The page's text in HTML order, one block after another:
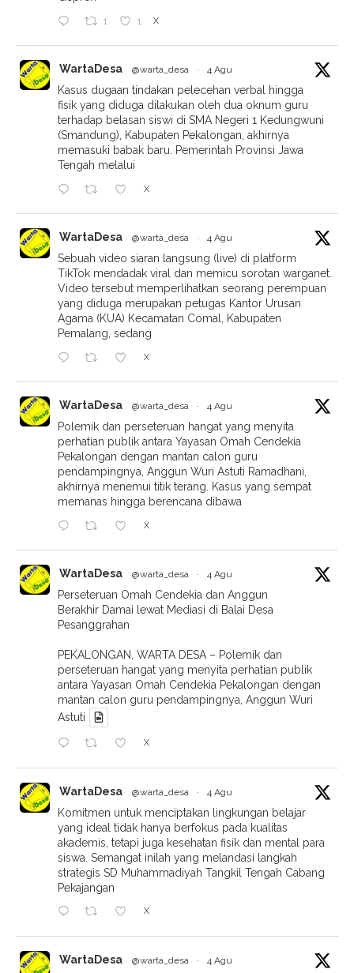
1 1 X
WartaDesa @warta_desa · 4 Agu
Kasus dugaan tindakan pelecehan verbal hingga
fisik yang diduga dilakukan oleh dua oknum guru
terhadap belasan siswi di SMA Negeri 1 Kedungwuni
(Smandung), Kabupaten Pekalongan, akhirnya
memasuki babak baru. Pemerintah Provinsi Jawa
Tengah melalui
X
WartaDesa @warta_desa · 4 Agu
Sebuah video siaran langsung (live) di platform
TikTok mendadak viral dan memicu sorotan warganet.
Video tersebut memperlihatkan seorang perempuan
yang diduga merupakan petugas Kantor Urusan
Agama (KUA) Kecamatan Comal, Kabupaten
Pemalang, sedang
X
WartaDesa @warta_desa · 4 Agu
Polemik dan perseteruan hangat yang menyita
perhatian publik antara Yayasan Omah Cendekia
Pekalongan dengan mantan calon guru
pendampingnya, Anggun Wuri Astuti Ramadhani,
akhirnya menemui titik terang. Kasus yang sempat
memanas hingga berencana dibawa
X
WartaDesa @warta_desa · 4 Agu
Perseteruan Omah Cendekia dan Anggun
Berakhir Damai lewat Mediasi di Balai Desa
Pesanggrahan
PEKALONGAN, WARTA DESA – Polemik dan
perseteruan hangat yang menyita perhatian publik
antara Yayasan Omah Cendekia Pekalongan dengan
mantan calon guru pendampingnya, Anggun Wuri
Astuti
X
WartaDesa @warta_desa · 4 Agu
Komitmen untuk menciptakan lingkungan belajar
yang ideal tidak hanya berfokus pada kualitas
akademis, tetapi juga kesehatan fisik dan mental para
siswa. Semangat inilah yang melandasi langkah
strategis SD Muhammadiyah Tangkil Tengah Cabang
Pekajangan
X
WartaDesa @warta_desa · 4 Agu